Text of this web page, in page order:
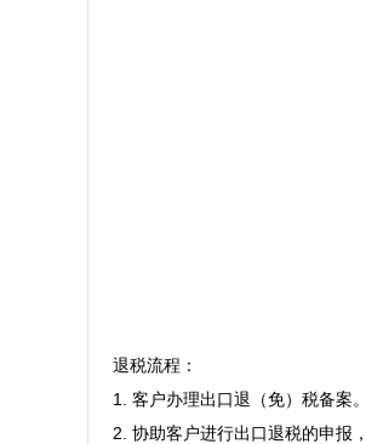
退税流程：
1. 客户办理出口退（免）税备案。
2. 协助客户进行出口退税的申报